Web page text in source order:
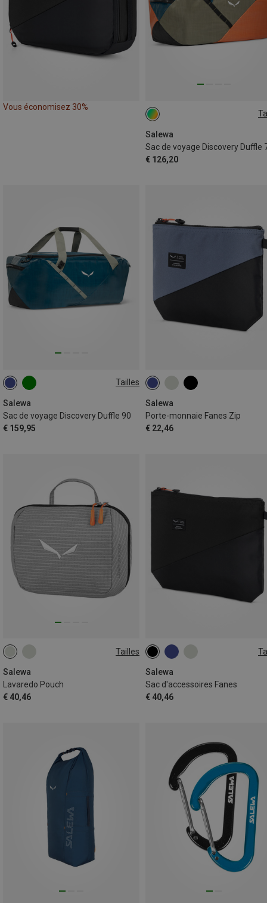
Vous économisez 30%
Salewa
Sac de voyage Discovery Duffle
€ 126,20
70L
Tailles
Salewa
Sac de voyage Discovery Duffle 90
€ 159,95
90L
Salewa
Porte-monnaie Fanes Zip
€ 22,46
Tailles
Salewa
Lavaredo Pouch
€ 40,46
ONE SIZE
Salewa
Sac d'accessoires Fanes
€ 40,46
ONE SIZE